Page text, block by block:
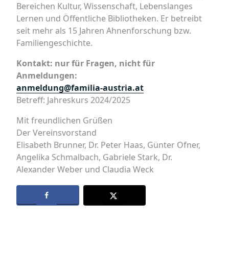
Bereichen Kultur, Wissenschaft, Lebenslanges
Lernen und Öffentliche Bibliotheken. Er betreibt
seit mehr als 15 Jahren Ahnenforschung bzw.
Familiengeschichte.
Kontakt: nur für Fragen, nicht für
Anmeldungen:
anmeldung@familia-austria.at
Betreff: Jahreskurs 2024/2025
Mit freundlichen Grüßen
Der Vereinsvorstand
Elisabeth Brunner, Dr. Peter Haas, Günter Ofner,
Angelika Schmalbach, Gabriele Stark, Dr.
Alexander Weber und Claudia Weck